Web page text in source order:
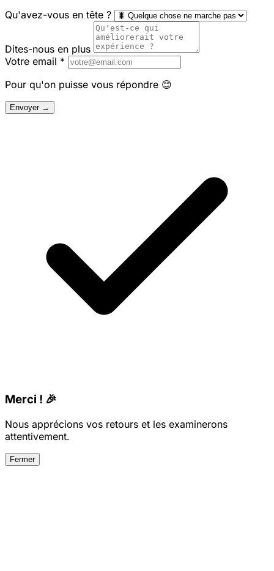
Qu'avez-vous en tête ?
Dites-nous en plus
Votre email *
Pour qu'on puisse vous répondre 😊
Envoyer →
Merci ! 🎉
Nous apprécions vos retours et les examinerons
attentivement.
Fermer